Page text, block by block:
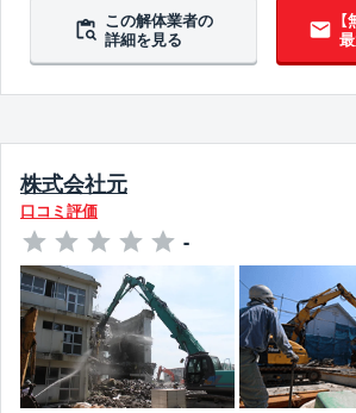
この解体業者の
詳細を見る
株式会社元
口コミ評価
-